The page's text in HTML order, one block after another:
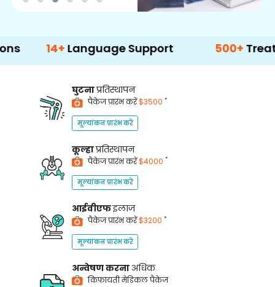
14+ Language Support 500+ Treatment
घुटनाप्रतिस्थापन
पैकेज प्रारंभ करें$3500 *
मूल्यांकन प्रारंभ करें
कूल्हाप्रतिस्थापन
पैकेज प्रारंभ करें$4000 *
मूल्यांकन प्रारंभ करें
आईवीएफइलाज
पैकेज प्रारंभ करें$3200 *
मूल्यांकन प्रारंभ करें
अन्वेषण करना अधिक
किफायती मेडिकल पैकेज